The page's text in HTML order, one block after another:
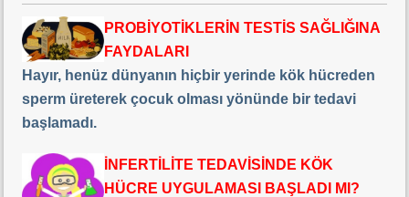
PROBİYOTİKLERİN TESTİS SAĞLIĞINA
FAYDALARI
Hayır, henüz dünyanın hiçbir yerinde kök hücreden
sperm üreterek çocuk olması yönünde bir tedavi
başlamadı.
İNFERTİLİTE TEDAVİSİNDE KÖK
HÜCRE UYGULAMASI BAŞLADI MI?